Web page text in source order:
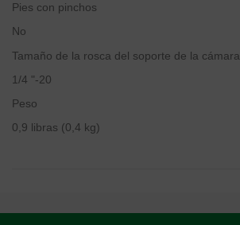
Pies con pinchos
No
Tamaño de la rosca del soporte de la cámara
1/4 "-20
Peso
0,9 libras (0,4 kg)